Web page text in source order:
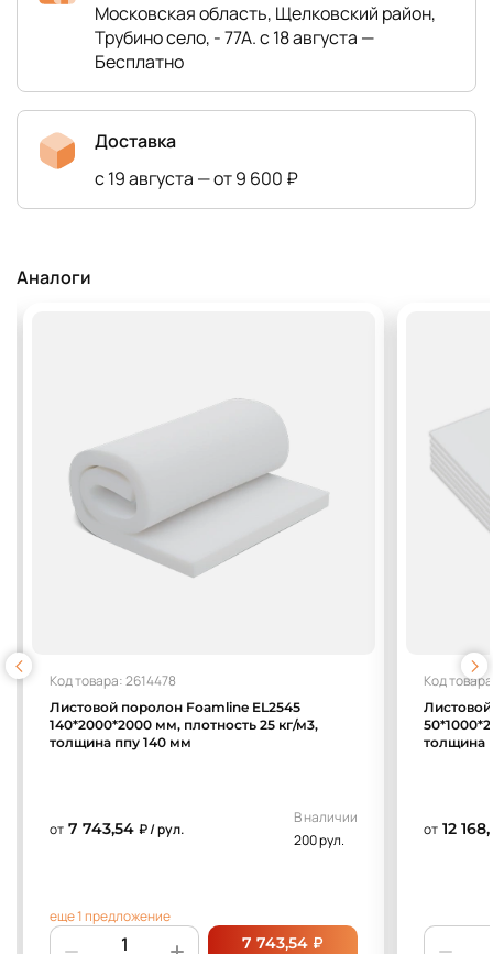
Московская область, Щелковский район,
Трубино село, - 77А. с 18 августа —
Бесплатно
Доставка
с 19 августа — от 9 600 ₽
Аналоги
Код товара: 2614478
Листовой поролон Foamline EL2545
140*2000*2000 мм, плотность 25 кг/м3,
толщина ппу 140 мм
от 7 743,54 ₽ / рул.
В наличии
200 рул.
еще 1 предложение
7 743,54 ₽
Код
толщина
от 12